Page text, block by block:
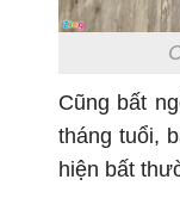
Cũng bất
tháng tuổi,
hiện bất